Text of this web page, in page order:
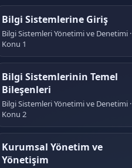
Bilgi Sistemlerine Giriş
Bilgi Sistemleri Yönetimi ve Denetimi ·
Konu 1
Bilgi Sistemlerinin Temel
Bileşenleri
Bilgi Sistemleri Yönetimi ve Denetimi ·
Konu 2
Kurumsal Yönetim ve
Yönetişim